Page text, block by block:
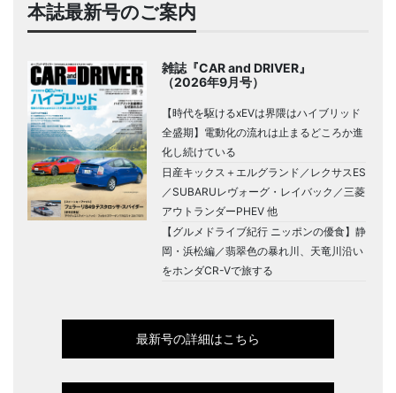
本誌最新号のご案内
雑誌『CAR and DRIVER』
（2026年9月号）
【時代を駆けるxEVは界隈はハイブリッド
全盛期】電動化の流れは止まるどころか進
化し続けている
日産キックス＋エルグランド／レクサスES
／SUBARUレヴォーグ・レイバック／三菱
アウトランダーPHEV 他
【グルメドライブ紀行 ニッポンの優食】静
岡・浜松編／翡翠色の暴れ川、天竜川沿い
をホンダCR-Vで旅する
最新号の詳細はこちら